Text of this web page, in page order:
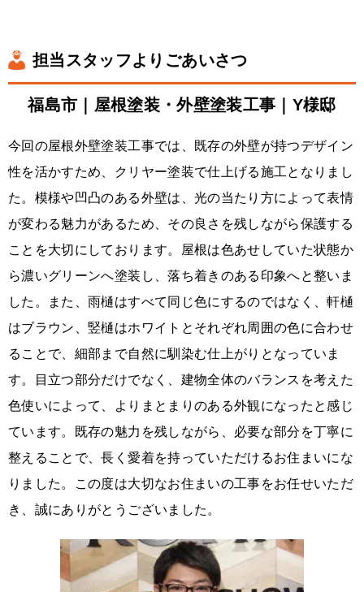
担当スタッフよりごあいさつ
福島市｜屋根塗装・外壁塗装工事｜Y様邸
今回の屋根外壁塗装工事では、既存の外壁が持つデザイン
性を活かすため、クリヤー塗装で仕上げる施工となりまし
た。模様や凹凸のある外壁は、光の当たり方によって表情
が変わる魅力があるため、その良さを残しながら保護する
ことを大切にしております。屋根は色あせしていた状態か
ら濃いグリーンへ塗装し、落ち着きのある印象へと整いま
した。また、雨樋はすべて同じ色にするのではなく、軒樋
はブラウン、竪樋はホワイトとそれぞれ周囲の色に合わせ
ることで、細部まで自然に馴染む仕上がりとなっていま
す。目立つ部分だけでなく、建物全体のバランスを考えた
色使いによって、よりまとまりのある外観になったと感じ
ています。既存の魅力を残しながら、必要な部分を丁寧に
整えることで、長く愛着を持っていただけるお住まいにな
りました。この度は大切なお住まいの工事をお任せいただ
き、誠にありがとうございました。